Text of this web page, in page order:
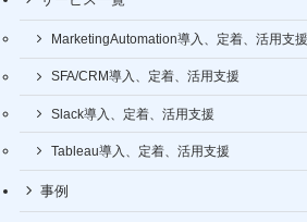
MarketingAutomation導入、定着、活用支援
SFA/CRM導入、定着、活用支援
Slack導入、定着、活用支援
Tableau導入、定着、活用支援
事例